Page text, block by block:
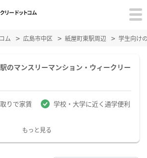
ム 広島市中区 紙屋町東駅周辺 学生向け
のマンスリーマンション・ウィークリー
りで家賃
学校・大学に近く通学便利
もっと見る